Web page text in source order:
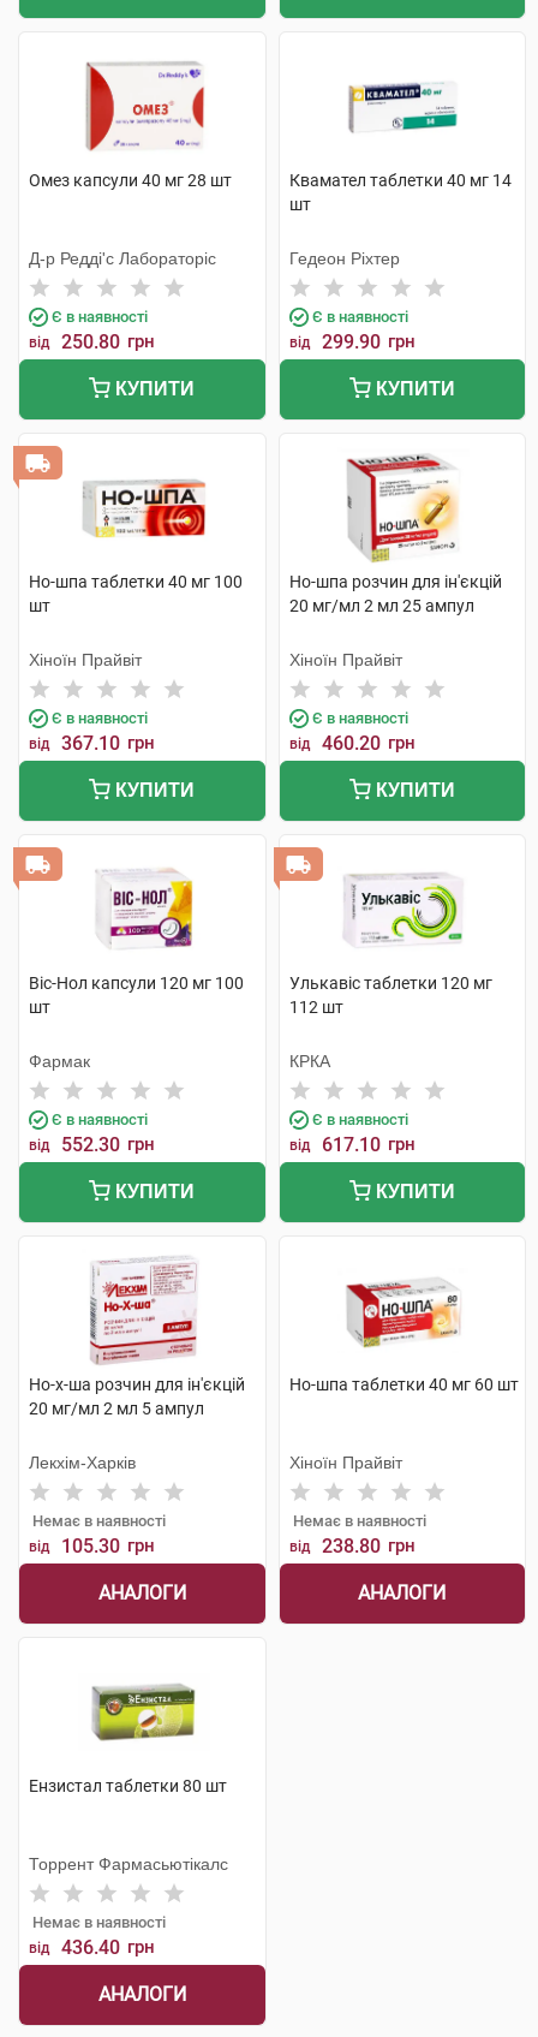
Омез капсули 40 мг 28 шт
Д-р Редді'с Лабораторіс
Є в наявності
від 250.80 грн
КУПИТИ
Квамател таблетки 40 мг 14
шт
Гедеон Ріхтер
Є в наявності
від 299.90 грн
КУПИТИ
Но-шпа таблетки 40 мг 100
шт
Хіноїн Прайвіт
Є в наявності
від 367.10 грн
КУПИТИ
Но-шпа розчин для ін'єкцій
20 мг/мл 2 мл 25 ампул
Хіноїн Прайвіт
Є в наявності
від 460.20 грн
КУПИТИ
Віс-Нол капсули 120 мг 100
шт
Фармак
Є в наявності
від 552.30 грн
КУПИТИ
Улькавіс таблетки 120 мг
112 шт
КРКА
Є в наявності
від 617.10 грн
КУПИТИ
Но-х-ша розчин для ін'єкцій
20 мг/мл 2 мл 5 ампул
Лекхім-Харків
Немає в наявності
від 105.30 грн
АНАЛОГИ
Но-шпа таблетки 40 мг 60 шт
Хіноїн Прайвіт
Немає в наявності
від 238.80 грн
АНАЛОГИ
Ензистал таблетки 80 шт
Торрент Фармасьютікалс
Немає в наявності
від 436.40 грн
АНАЛОГИ